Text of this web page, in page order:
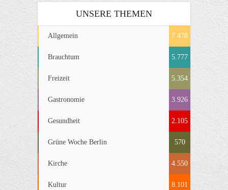
UNSERE THEMEN
Allgemein 7.478
Brauchtum 5.777
Freizeit 5.354
Gastronomie 3.926
Gesundheit 2.105
Grüne Woche Berlin 570
Kirche 4.550
Kultur 8.101